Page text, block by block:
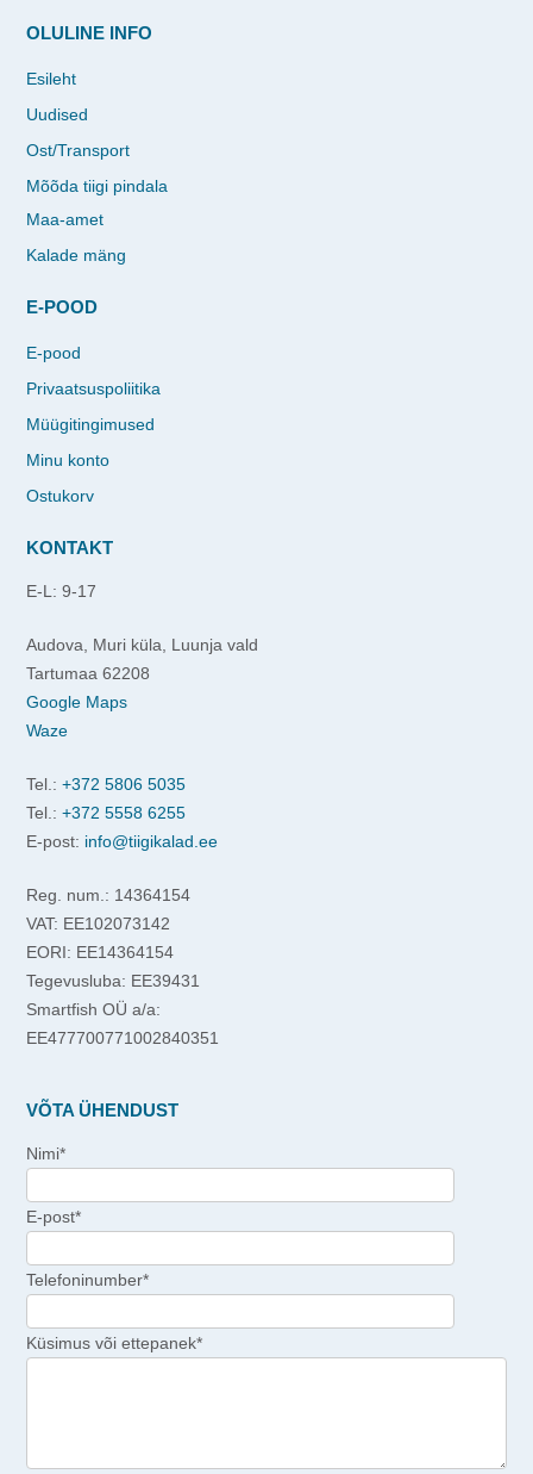
OLULINE INFO
Esileht
Uudised
Ost/Transport
Mõõda tiigi pindala
Maa-amet
Kalade mäng
E-POOD
E-pood
Privaatsuspoliitika
Müügitingimused
Minu konto
Ostukorv
KONTAKT
E-L: 9-17
Audova, Muri küla, Luunja vald
Tartumaa 62208
Google Maps
Waze
Tel.: +372 5806 5035
Tel.: +372 5558 6255
E-post: info@tiigikalad.ee
Reg. num.: 14364154
VAT: EE102073142
EORI: EE14364154
Tegevusluba: EE39431
Smartfish OÜ a/a:
EE477700771002840351
VÕTA ÜHENDUST
Nimi*
E-post*
Telefoninumber*
Küsimus või ettepanek*